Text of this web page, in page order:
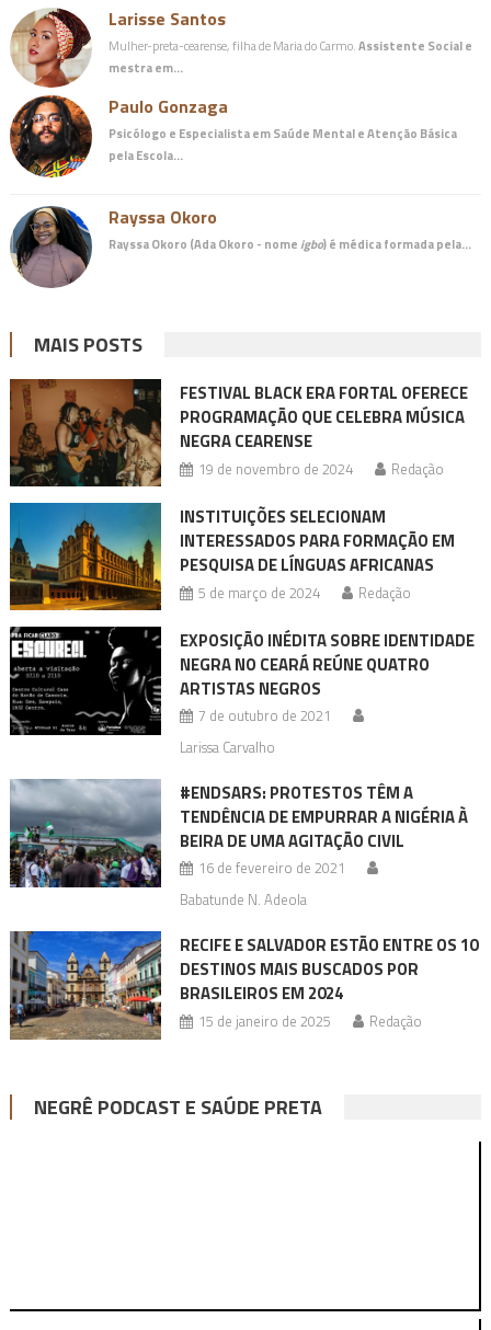
Larisse Santos
Mulher-preta-cearense, filha de Maria do Carmo.Assistente Social e
mestra em…
Paulo Gonzaga
Psicólogo e Especialista em Saúde Mental e Atenção Básica
pela Escola…
Rayssa Okoro
Rayssa Okoro (Ada Okoro - nome igbo) é médicaformada pela…
MAIS POSTS
FESTIVAL BLACK ERA FORTAL OFERECE
PROGRAMAÇÃO QUE CELEBRA MÚSICA
NEGRA CEARENSE
19 de novembro de 2024 Redação
INSTITUIÇÕES SELECIONAM
INTERESSADOS PARA FORMAÇÃO EM
PESQUISA DE LÍNGUAS AFRICANAS
5 de março de 2024 Redação
EXPOSIÇÃO INÉDITA SOBRE IDENTIDADE
NEGRA NO CEARÁ REÚNE QUATRO
ARTISTAS NEGROS
7 de outubro de 2021
Larissa Carvalho
#ENDSARS: PROTESTOS TÊM A
TENDÊNCIA DE EMPURRAR A NIGÉRIA À
BEIRA DE UMA AGITAÇÃO CIVIL
16 de fevereiro de 2021
Babatunde N. Adeola
RECIFE E SALVADOR ESTÃO ENTRE OS 10
DESTINOS MAIS BUSCADOS POR
BRASILEIROS EM 2024
15 de janeiro de 2025 Redação
NEGRÊ PODCAST E SAÚDE PRETA